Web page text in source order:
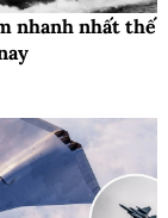
nhanh nhất thế